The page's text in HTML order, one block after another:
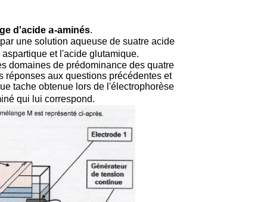
d'acide a-aminés.
une solution aqueuse de suatre acide
et l'acide glutamique.
domaines de prédominance des quatre
réponses aux questions précédentes et
tache obtenue lors de l'électrophorèse
qui lui correspond.